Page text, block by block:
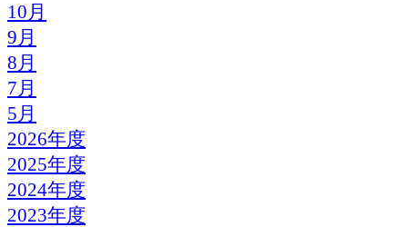
10月
9月
8月
7月
5月
2026年度
2025年度
2024年度
2023年度